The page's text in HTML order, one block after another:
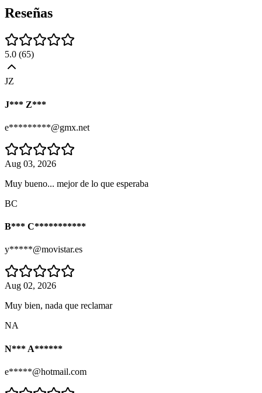
Reseñas
5.0 (65)
JZ
J*** Z***
e*********@gmx.net
Aug 03, 2026
Muy bueno... mejor de lo que esperaba
BC
B*** C***********
y*****@movistar.es
Aug 02, 2026
Muy bien, nada que reclamar
NA
N*** A******
e*****@hotmail.com